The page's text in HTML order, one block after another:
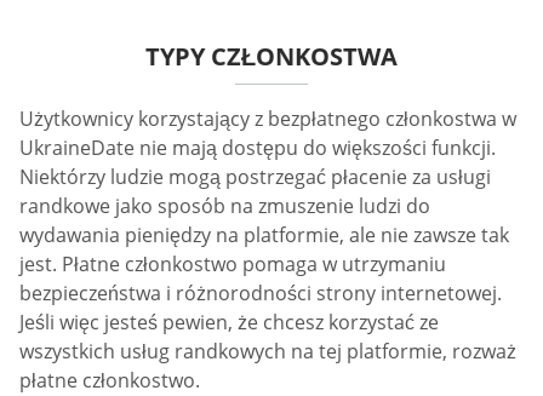
TYPY CZŁONKOSTWA
Użytkownicy korzystający z bezpłatnego członkostwa w
UkraineDate nie mają dostępu do większości funkcji.
Niektórzy ludzie mogą postrzegać płacenie za usługi
randkowe jako sposób na zmuszenie ludzi do
wydawania pieniędzy na platformie, ale nie zawsze tak
jest. Płatne członkostwo pomaga w utrzymaniu
bezpieczeństwa i różnorodności strony internetowej.
Jeśli więc jesteś pewien, że chcesz korzystać ze
wszystkich usług randkowych na tej platformie, rozważ
płatne członkostwo.